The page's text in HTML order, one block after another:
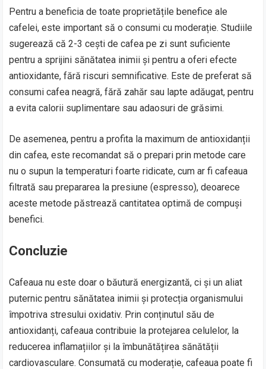
Pentru a beneficia de toate proprietățile benefice ale
cafelei, este important să o consumi cu moderație. Studiile
sugerează că 2-3 cești de cafea pe zi sunt suficiente
pentru a sprijini sănătatea inimii și pentru a oferi efecte
antioxidante, fără riscuri semnificative. Este de preferat să
consumi cafea neagră, fără zahăr sau lapte adăugat, pentru
a evita calorii suplimentare sau adaosuri de grăsimi.
De asemenea, pentru a profita la maximum de antioxidanții
din cafea, este recomandat să o prepari prin metode care
nu o supun la temperaturi foarte ridicate, cum ar fi cafeaua
filtrată sau prepararea la presiune (espresso), deoarece
aceste metode păstrează cantitatea optimă de compuși
benefici.
Concluzie
Cafeaua nu este doar o băutură energizantă, ci și un aliat
puternic pentru sănătatea inimii și protecția organismului
împotriva stresului oxidativ. Prin conținutul său de
antioxidanți, cafeaua contribuie la protejarea celulelor, la
reducerea inflamațiilor și la îmbunătățirea sănătății
cardiovasculare. Consumată cu moderație, cafeaua poate fi